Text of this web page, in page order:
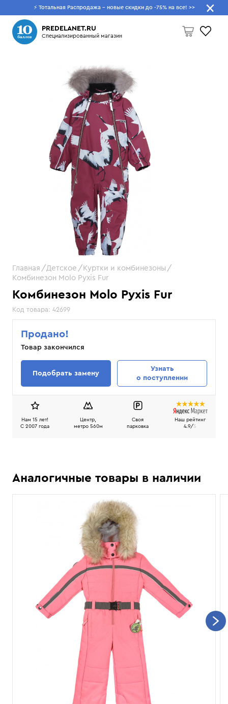
⚡ Тотальная Распродажа - новые скидки до -75% на все! >>
PREDELANET.RU
Специализированный магазин
Что будем искать?
Комбинезон Molo Pyxis Fur
Код товара: 42699
Главная Детское
Куртки и комбинезоны
Комбинезон Molo Pyxis Fur
Продано!
Товар закончился
Подобрать замену
Узнать
о поступлении
Нам 15 лет!
C 2007 года
Центр,
метро 560м
Своя
парковка
Наш рейтинг
4.9/5
Аналогичные товары в наличии